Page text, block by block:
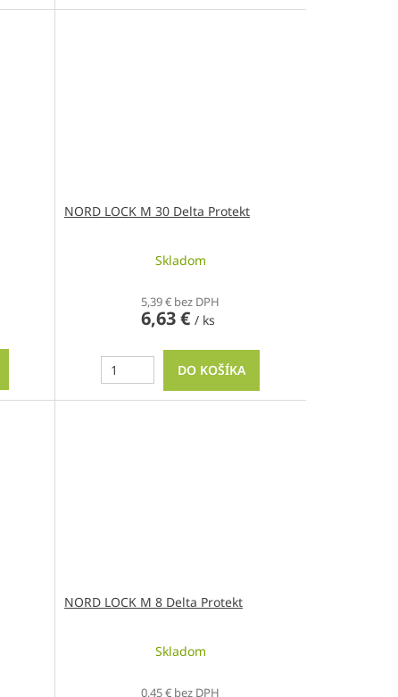
NORD LOCK M 30 Delta Protekt
Skladom
5,39 € bez DPH
6,63 €/ ks
DO KOŠÍKA
NORD LOCK M 8 Delta Protekt
Skladom
0,45 € bez DPH